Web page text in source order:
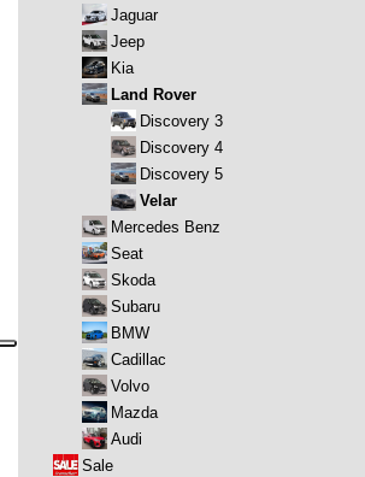
Jaguar
Jeep
Kia
Land Rover
Discovery 3
Discovery 4
Discovery 5
Velar
Mercedes Benz
Seat
Skoda
Subaru
BMW
Cadillac
Volvo
Mazda
Audi
Sale